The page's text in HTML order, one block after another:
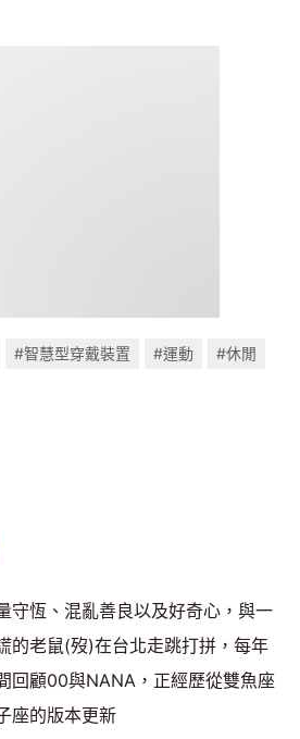
#智慧型穿戴裝置 #運動
#休閒
守恆、混亂善良以及好奇心，與一
的老鼠(歿)在台北走跳打拼，每年
回顧00與NANA，正經歷從雙魚座
座的版本更新